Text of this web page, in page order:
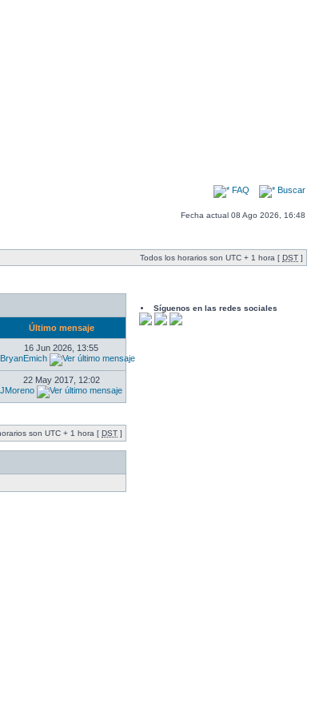
FAQ Buscar
Fecha actual 08 Ago 2026, 16:48
Todos los horarios son UTC + 1 hora [ DST ]
Último mensaje
16 Jun 2026, 13:55
BryanEmich
22 May 2017, 12:02
JMoreno
son UTC + 1 hora [ DST ]
Síguenos en las redes sociales